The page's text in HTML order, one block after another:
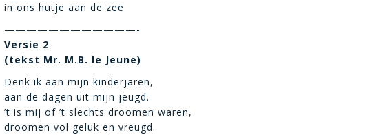
in ons hutje aan de zee
————————————-
Versie 2
(tekst Mr. M.B. le Jeune)
Denk ik aan mijn kinderjaren,
aan de dagen uit mijn jeugd.
’t is mij of ’t slechts droomen waren,
droomen vol geluk en vreugd.